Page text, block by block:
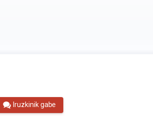
Iruzkinik gabe